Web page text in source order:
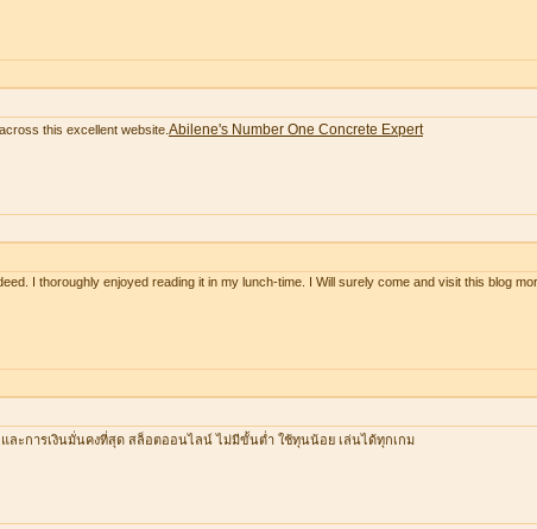
this excellent website. Abilene's Number One Concrete Expert
I thoroughly enjoyed reading it in my lunch-time. I Will surely come and visit this blog
ละการเงินมั่นคงที่สุด สล็อตออนไลน์ ไม่มีขั้นต่ำ ใช้ทุนน้อย เล่นได้ทุกเกม